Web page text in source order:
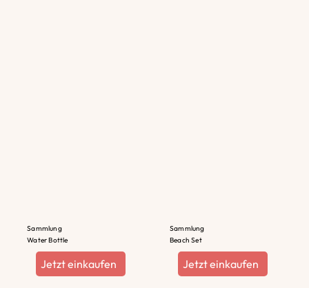
Sammlung
Water Bottle
Jetzt einkaufen
Sammlung
Beach Set
Jetzt einkaufen